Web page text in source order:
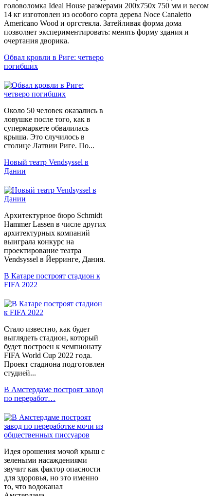
головоломка Ideal House размерами 200х750х 750 мм и весом
14 кг изготовлен из особого сорта дерева Noce Canaletto
Americano Wood и оргстекла. Затейливая форма дома
позволяет экспериментировать: менять форму здания и
очертания дворика.
Обвал кровли в Риге: четверо
погибших
Около 50 человек оказались в
ловушке после того, как в
супермаркете обвалилась
крыша. Это случилось в
столице Латвии Риге. По...
Новый театр Vendsyssel в
Дании
Архитектурное бюро Schmidt
Hammer Lassen в числе других
архитектурных компаний
выиграла конкурс на
проектирование театра
Vendsyssel в Йерринге, Дания.
В Катаре построят стадион к
FIFA 2022
Стало известно, как будет
выглядеть стадион, который
будет построен к чемпионату
FIFA World Cup 2022 года.
Проект стадиона подготовлен
студией...
В Амстердаме построят завод
по переработ…
Идея орошения мочой крыш с
зелеными насаждениями
звучит как фактор опасности
для здоровья, но это именно
то, что водоканал